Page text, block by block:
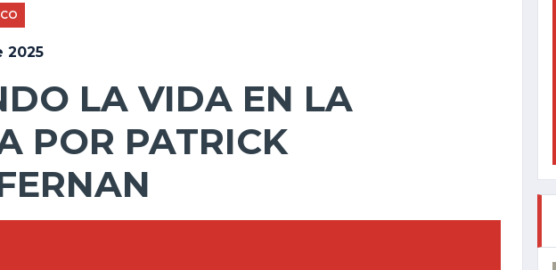
2025
LA VIDA EN LA
POR PATRICK